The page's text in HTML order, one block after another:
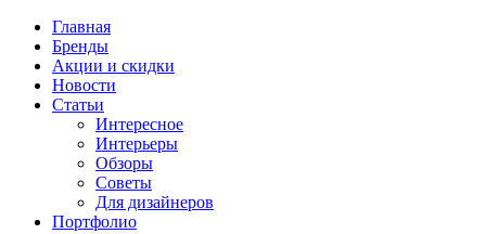
Главная
Бренды
Акции и скидки
Новости
Статьи
Интересное
Интерьеры
Обзоры
Советы
Для дизайнеров
Портфолио